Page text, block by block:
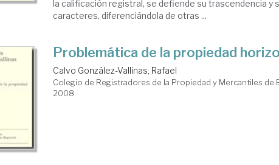
la calificación registral, se defiende su trascendencia y
caracteres, diferenciándola de otras ...
Problemática de la propiedad
Calvo González-Vallinas, Rafael
Colegio de Registradores de la Propiedad y Mercantiles de
2008